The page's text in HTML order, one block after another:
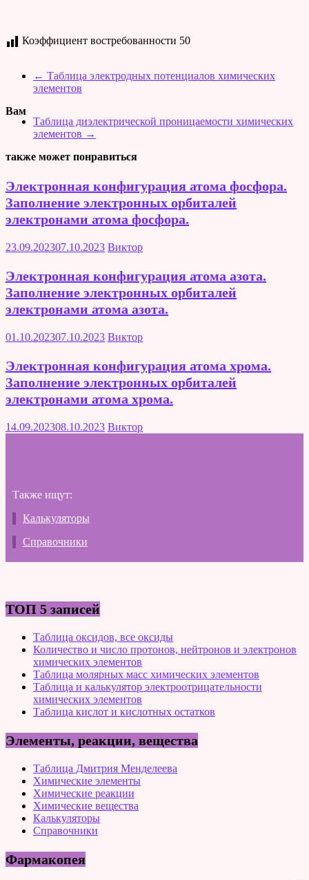
Коэффициент востребованности 50
← Таблица электродных потенциалов химических
элементов
Таблица диэлектрической проницаемости химических
элементов →
Вам
также может понравиться
Электронная конфигурация атома фосфора.
Заполнение электронных орбиталей
электронами атома фосфора.
23.09.202307.10.2023 Виктор
Электронная конфигурация атома азота.
Заполнение электронных орбиталей
электронами атома азота.
01.10.202307.10.2023 Виктор
Электронная конфигурация атома хрома.
Заполнение электронных орбиталей
электронами атома хрома.
14.09.202308.10.2023 Виктор
Также ищут:
Калькуляторы
Справочники
ТОП 5 записей
Таблица оксидов, все оксиды
Количество и число протонов, нейтронов и электронов
химических элементов
Таблица молярных масс химических элементов
Таблица и калькулятор электроотрицательности
химических элементов
Таблица кислот и кислотных остатков
Элементы, реакции, вещества
Таблица Дмитрия Менделеева
Химические элементы
Химические реакции
Химические вещества
Калькуляторы
Справочники
Фармакопея